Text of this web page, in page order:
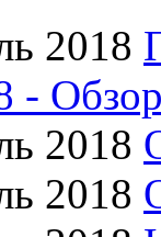
2018
-
2018
2018